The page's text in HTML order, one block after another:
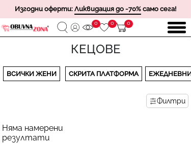
Изгодни оферти: Ликвидация до -70% само сега!
0 0 0
КЕЦОВЕ
ВСИЧКИ ЖЕНИ СКРИТА ПЛАТФОРМА ЕЖЕДНЕВНИ
Филтри
Няма намерени
резултати